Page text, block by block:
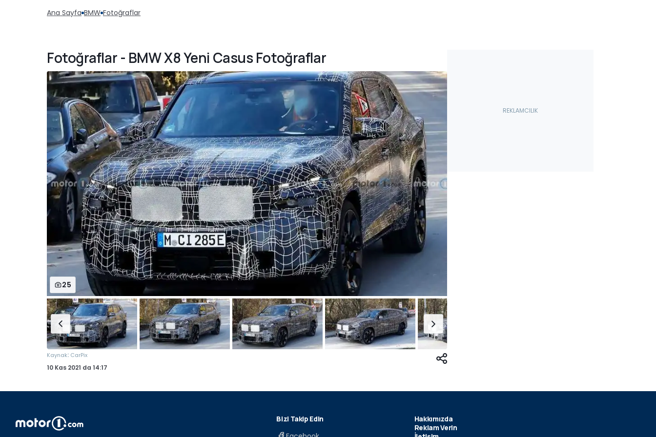
Ana Sayfa BMW Fotoğraflar
Fotoğraflar - BMW X8 Yeni Casus Fotoğraflar
25
Kaynak: CarPix
10 Kas 2021 da 14:17
Bizi Takip Edin
Hakkımızda
Reklam Verin